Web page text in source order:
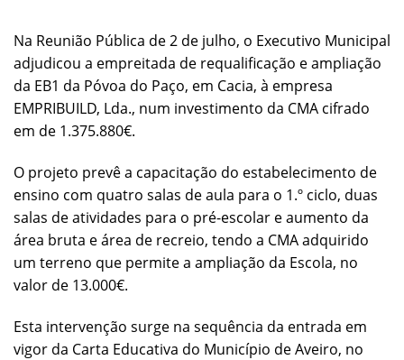
Na Reunião Pública de 2 de julho, o Executivo Municipal
adjudicou a empreitada de requalificação e ampliação
da EB1 da Póvoa do Paço, em Cacia, à empresa
EMPRIBUILD, Lda., num investimento da CMA cifrado
em de 1.375.880€.
O projeto prevê a capacitação do estabelecimento de
ensino com quatro salas de aula para o 1.º ciclo, duas
salas de atividades para o pré-escolar e aumento da
área bruta e área de recreio, tendo a CMA adquirido
um terreno que permite a ampliação da Escola, no
valor de 13.000€.
Esta intervenção surge na sequência da entrada em
vigor da Carta Educativa do Município de Aveiro, no